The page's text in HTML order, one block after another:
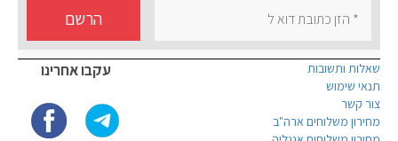
הרשם
עקבו אחרינו
שאלות ותשובות
תנאי שימוש
צור קשר
מחירון משלוחים ארה"ב